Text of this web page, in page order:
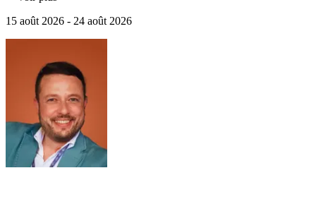
15 août 2026 - 24 août 2026